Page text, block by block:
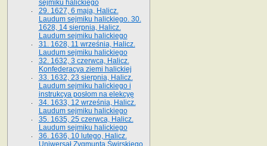
sejmiku halickiego
29. 1627, 6 maja, Halicz.
Laudum sejmiku halickiego. 30.
1628, 14 sierpnia, Halicz.
Laudum sejmiku halickiego
31. 1628, 11 września, Halicz.
Laudum sejmiku halickiego
32. 1632, 3 czerwca, Halicz.
Konfederacya ziemi halickiej
33. 1632, 23 sierpnia, Halicz.
Laudum sejmiku halickiego i
instrukcya posłom na elekcyę
34. 1633, 12 września, Halicz.
Laudum sejmiku halickiego
35. 1635, 25 czerwca, Halicz.
Laudum sejmiku halickiego
36. 1636, 10 lutego, Halicz.
Uniwersał Zygmunta Świrskiego